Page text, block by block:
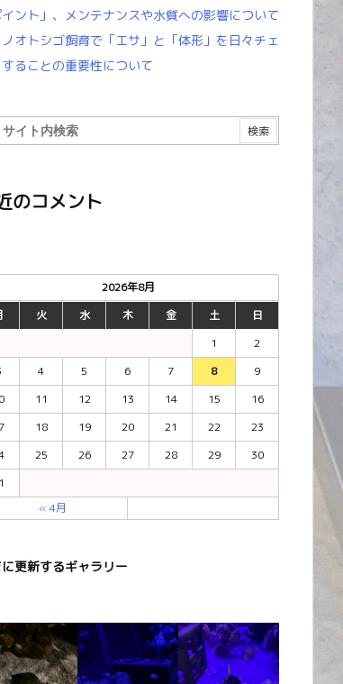
イント」、メンテナンスや水質への影響について
ノオトシゴ飼育で「エサ」と「体形」を日々チェ
することの重要性について
のコメント
2026年8月
火 水 木 金 土
日
1
2
4 5 6 7 8
9
11 12 13 14 15
16
18 19 20 21 22
23
25 26 27 28 29
30
« 4月
更新するギャラリー